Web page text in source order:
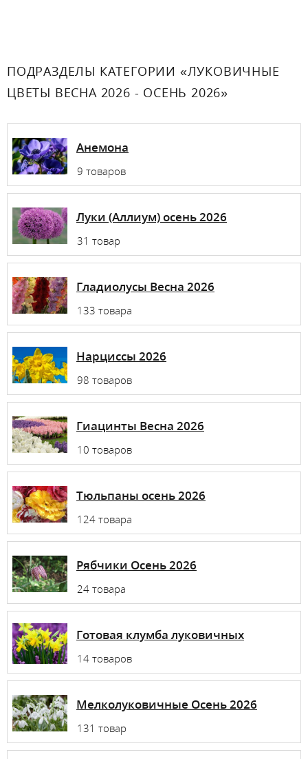
ПОДРАЗДЕЛЫ КАТЕГОРИИ «ЛУКОВИЧНЫЕ
ЦВЕТЫ ВЕСНА 2026 - ОСЕНЬ 2026»
Анемона
9 товаров
Луки (Аллиум) осень 2026
31 товар
Гладиолусы Весна 2026
133 товара
Нарциссы 2026
98 товаров
Гиацинты Весна 2026
10 товаров
Тюльпаны осень 2026
124 товара
Рябчики Осень 2026
24 товара
Готовая клумба луковичных
14 товаров
Мелколуковичные Осень 2026
131 товар